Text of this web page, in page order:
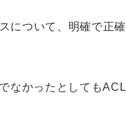
について、明確で正
なかったとしても